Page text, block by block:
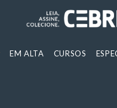
EM ALTA CURSOS